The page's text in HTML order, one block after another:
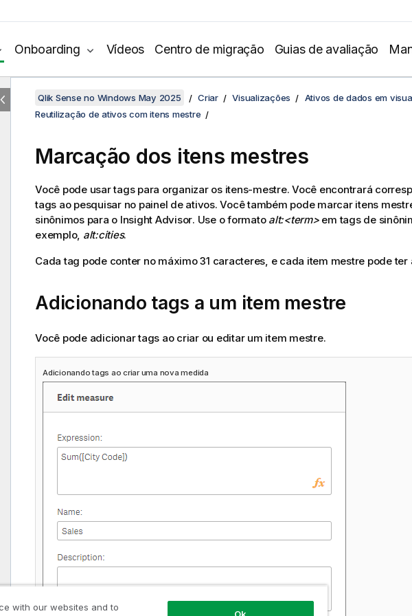
Onboarding Vídeos Centro de migração Guias de avaliação
Qlik Sense no Windows May 2025 Criar Visualizações
Ativos de dados em
Reutilização de ativos com itens mestre
Marcação dos itens mestres
Você pode usar tags para organizar os itens-mestre. Você encontrará
tags ao pesquisar no painel de ativos. Você também pode marcar itens
sinônimos para o Insight Advisor. Use o formato alt:<term>em tags de
exemplo, alt:cities.
Cada tag pode conter no máximo 31 caracteres, e cada item mestre pode ter
Adicionando tags a um item mestre
Você pode adicionar tags ao criar ou editar um item mestre.
Adicionando tags ao criar uma nova medida
with our websites and to